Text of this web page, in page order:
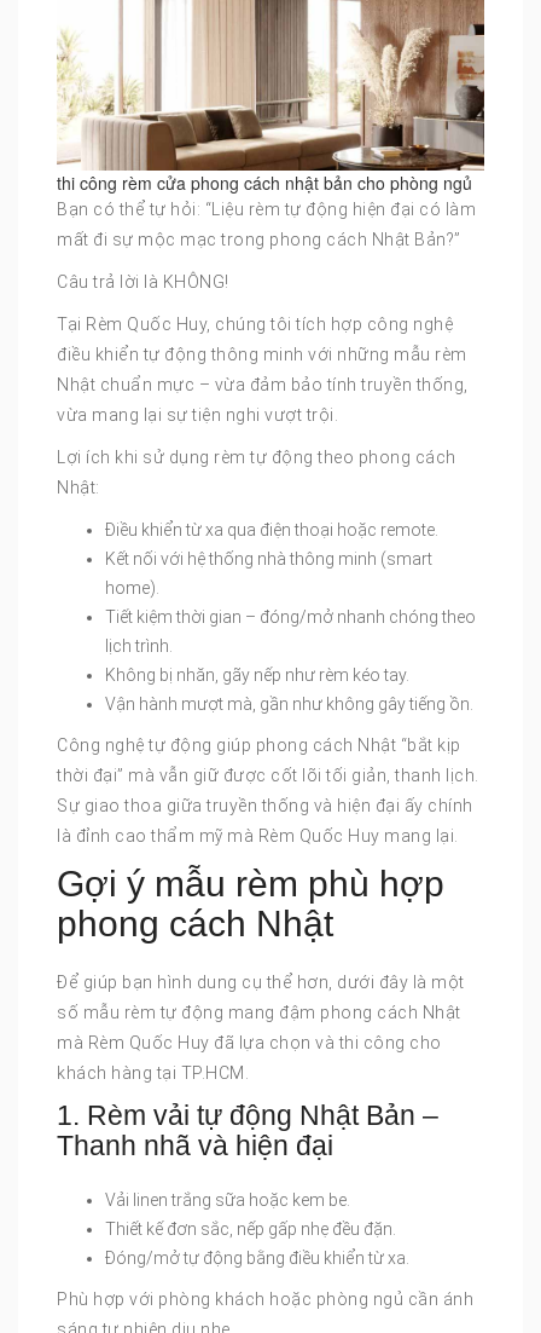
thi công rèm cửa phong cách nhật bản cho phòng ngủ
Bạn có thể tự hỏi: “Liệu rèm tự động hiện đại có làm
mất đi sự mộc mạc trong phong cách Nhật Bản?”
Câu trả lời là KHÔNG!
Tại Rèm Quốc Huy, chúng tôi tích hợp công nghệ
điều khiển tự động thông minh với những mẫu rèm
Nhật chuẩn mực – vừa đảm bảo tính truyền thống,
vừa mang lại sự tiện nghi vượt trội.
Lợi ích khi sử dụng rèm tự động theo phong cách
Nhật:
Điều khiển từ xa qua điện thoại hoặc remote.
Kết nối với hệ thống nhà thông minh (smart
home).
Tiết kiệm thời gian – đóng/mở nhanh chóng theo
lịch trình.
Không bị nhăn, gãy nếp như rèm kéo tay.
Vận hành mượt mà, gần như không gây tiếng ồn.
Công nghệ tự động giúp phong cách Nhật “bắt kịp
thời đại” mà vẫn giữ được cốt lõi tối giản, thanh lịch.
Sự giao thoa giữa truyền thống và hiện đại ấy chính
là đỉnh cao thẩm mỹ mà Rèm Quốc Huy mang lại.
Gợi ý mẫu rèm phù hợp
phong cách Nhật
Để giúp bạn hình dung cụ thể hơn, dưới đây là một
số mẫu rèm tự động mang đậm phong cách Nhật
mà Rèm Quốc Huy đã lựa chọn và thi công cho
khách hàng tại TP.HCM.
1. Rèm vải tự động Nhật Bản –
Thanh nhã và hiện đại
Vải linen trắng sữa hoặc kem be.
Thiết kế đơn sắc, nếp gấp nhẹ đều đặn.
Đóng/mở tự động bằng điều khiển từ xa.
Phù hợp với phòng khách hoặc phòng ngủ cần ánh